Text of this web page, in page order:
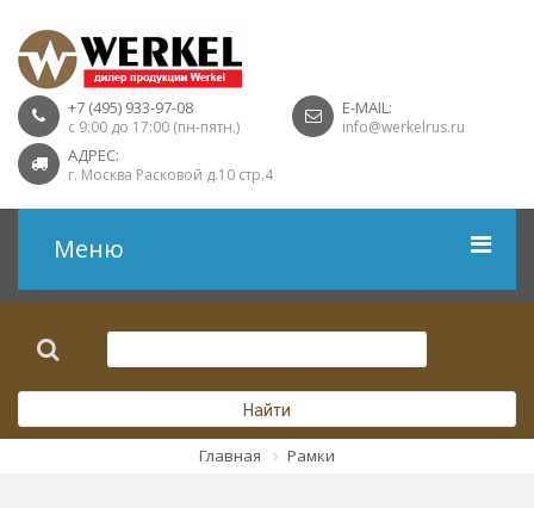
+7 (495) 933-97-08
с 9:00 до 17:00 (пн-пятн.)
E-MAIL:
info@werkelrus.ru
АДРЕС:
г. Москва Расковой д.10 стр.4
Меню
Розетки USB
Найти
Главная Рамки